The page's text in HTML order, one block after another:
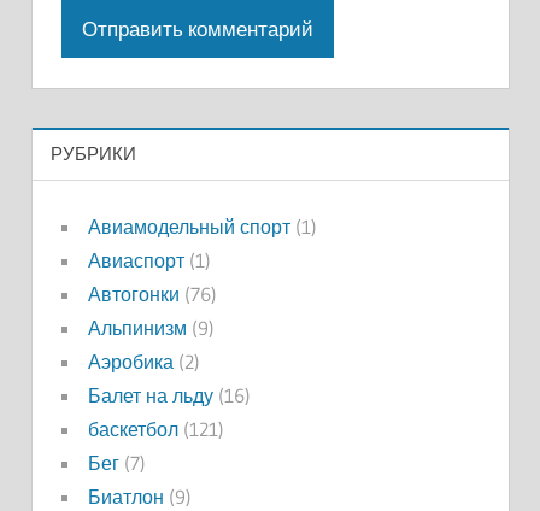
РУБРИКИ
Авиамодельный спорт(1)
Авиаспорт(1)
Автогонки (76)
Альпинизм (9)
Аэробика(2)
Балет на льду(16)
баскетбол(121)
Бег(7)
Биатлон (9)